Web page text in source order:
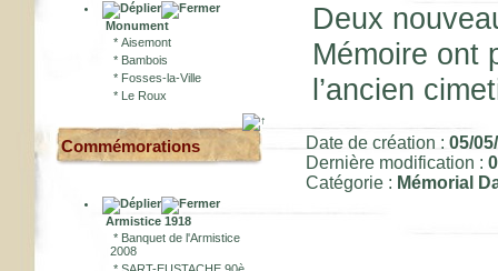
Monument
* Aisemont
* Bambois
* Fosses-la-Ville
* Le Roux
Commémorations
Armistice 1918
* Banquet de l'Armistice
2008
Deux
Mémoire ont
l’ancien
Date de création : 05/
Dernière modification :
Catégorie : Mémorial